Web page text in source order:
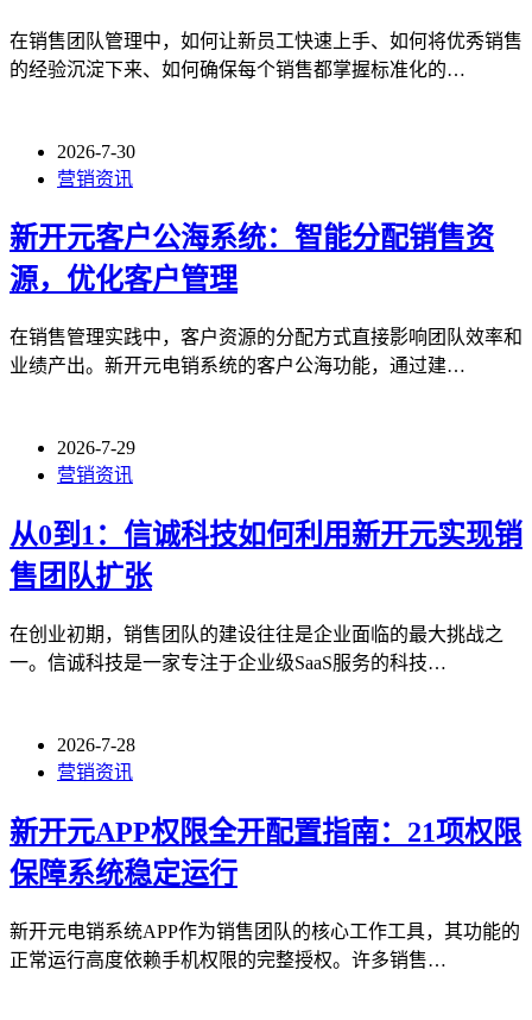
在销售团队管理中，如何让新员工快速上手、如何将优秀销售
的经验沉淀下来、如何确保每个销售都掌握标准化的…
2026-7-30
营销资讯
新开元客户公海系统：智能分配销售资
源，优化客户管理
在销售管理实践中，客户资源的分配方式直接影响团队效率和
业绩产出。新开元电销系统的客户公海功能，通过建…
2026-7-29
营销资讯
从0到1：信诚科技如何利用新开元实现销
售团队扩张
在创业初期，销售团队的建设往往是企业面临的最大挑战之
一。信诚科技是一家专注于企业级SaaS服务的科技…
2026-7-28
营销资讯
新开元APP权限全开配置指南：21项权限
保障系统稳定运行
新开元电销系统APP作为销售团队的核心工作工具，其功能的
正常运行高度依赖手机权限的完整授权。许多销售…